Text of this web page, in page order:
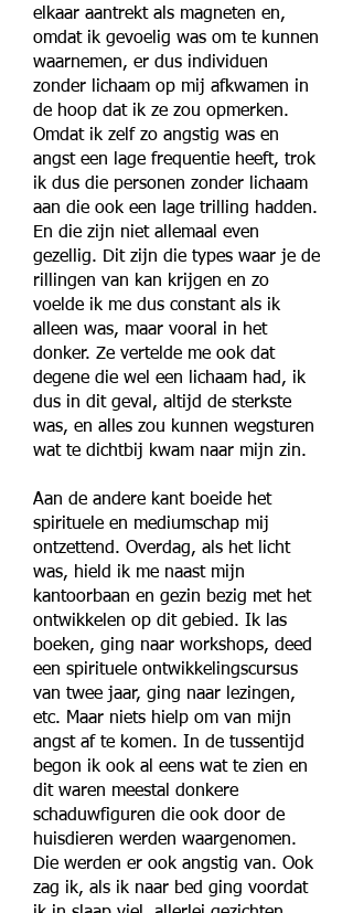
elkaar aantrekt als magneten en,
omdat ik gevoelig was om te kunnen
waarnemen, er dus individuen
zonder lichaam op mij afkwamen in
de hoop dat ik ze zou opmerken.
Omdat ik zelf zo angstig was en
angst een lage frequentie heeft, trok
ik dus die personen zonder lichaam
aan die ook een lage trilling hadden.
En die zijn niet allemaal even
gezellig. Dit zijn die types waar je de
rillingen van kan krijgen en zo
voelde ik me dus constant als ik
alleen was, maar vooral in het
donker. Ze vertelde me ook dat
degene die wel een lichaam had, ik
dus in dit geval, altijd de sterkste
was, en alles zou kunnen wegsturen
wat te dichtbij kwam naar mijn zin.
Aan de andere kant boeide het
spirituele en mediumschap mij
ontzettend. Overdag, als het licht
was, hield ik me naast mijn
kantoorbaan en gezin bezig met het
ontwikkelen op dit gebied. Ik las
boeken, ging naar workshops, deed
een spirituele ontwikkelingscursus
van twee jaar, ging naar lezingen,
etc. Maar niets hielp om van mijn
angst af te komen. In de tussentijd
begon ik ook al eens wat te zien en
dit waren meestal donkere
schaduwfiguren die ook door de
huisdieren werden waargenomen.
Die werden er ook angstig van. Ook
zag ik, als ik naar bed ging voordat